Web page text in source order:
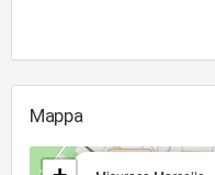
Mappa